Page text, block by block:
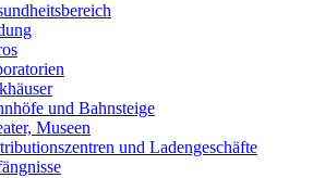
und Bahnsteige
Museen
und Ladengeschäfte